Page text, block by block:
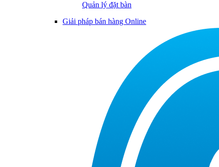
Quản lý đặt bàn
Giải pháp bán hàng Online